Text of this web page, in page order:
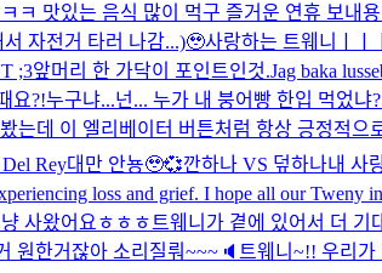
ㅋ 맛있는 음식 많이 먹구 즐거운 연휴 보내
자전거 타러 나감...)🥹사랑하는 트웨니ㅣㅣ
;3앞머리 한 가닥이 포인트인것.Jag baka
요?!누구냐...넌... 누가 내 붕어빵 한입 먹었냐
는데 이 엘리베이터 버튼처럼 항상 긍정적
Rey대만 안뇽🥹💞깐하나 VS 덮하나내 사
loss and grief. I hope all our Tweny
사왔어요ㅎㅎㅎ 트웨니가 곁에 있어서 더 기
원한거잖아 소리질뤄~~~🔈 트웨니~!! 우리